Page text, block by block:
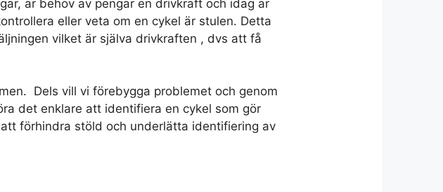
är behov av pengar en drivkraft och idag är
eller veta om en cykel är stulen. Detta
vilket är själva drivkraften , dvs att få
Dels vill vi förebygga problemet och genom
det enklare att identifiera en cykel som gör
förhindra stöld och underlätta identifiering av